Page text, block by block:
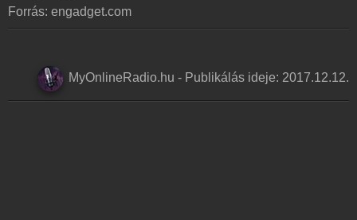
Forrás: engadget.com
MyOnlineRadio.hu - Publikálás ideje: 2017.12.12.